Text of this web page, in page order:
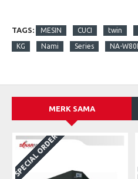
TAGS: MESIN CUCI twin
KG Nami Series NA-
MERK SAMA
SPECIAL ORDER